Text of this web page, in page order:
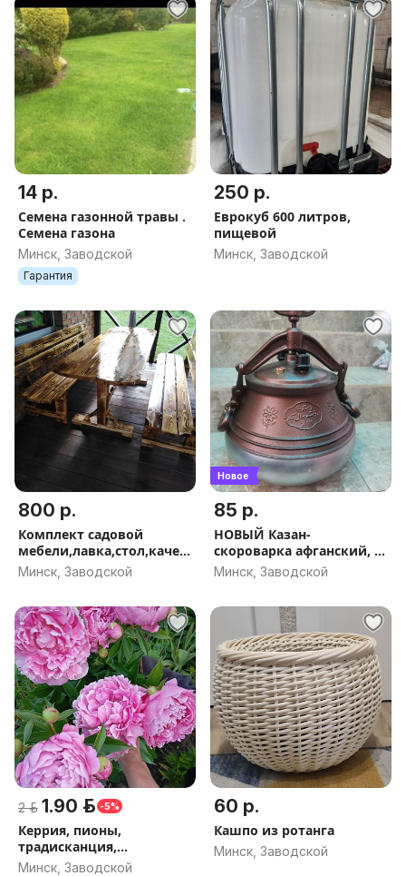
14 р.
Семена газонной травы .
Семена газона
Минск, Заводской
Гарантия
250 р.
Еврокуб 600 литров,
пищевой
Минск, Заводской
800 р.
Комплект садовой
мебели,лавка,стол,качел
и,баня
Минск, Заводской
Новое
85 р.
НОВЫЙ Казан-
скороварка афганский, 8
л
Минск, Заводской
2 р. 1.90 р. -5%
Керрия, пионы,
традисканция,
многолетники , одноле
Минск, Заводской
60 р.
Кашпо из ротанга
Минск, Заводской